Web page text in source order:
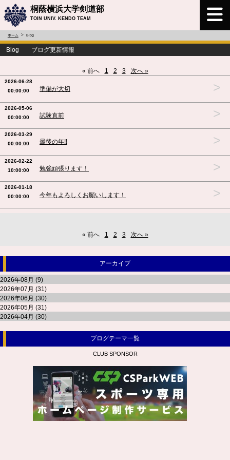
桐蔭横浜大学剣道部
TOIN UNIV. KENDO TEAM
ホーム Blog
Blog ブログ更新情報
« 前へ 1 2 3 次へ »
2026-06-28
00:00:00
準備が大切 >
2026-05-06
00:00:00
試験直前 >
2026-03-29
00:00:00
最後の年!! >
2026-02-22
10:00:00
勉強頑張ります！ >
2026-01-18
00:00:00
今年もよろしくお願いします！ >
« 前へ 1 2 3 次へ »
アーカイブ
2026年08月 (9)
2026年07月 (31)
2026年06月 (30)
2026年05月 (31)
2026年04月 (30)
ブログテーマ一覧
CLUB SPONSOR